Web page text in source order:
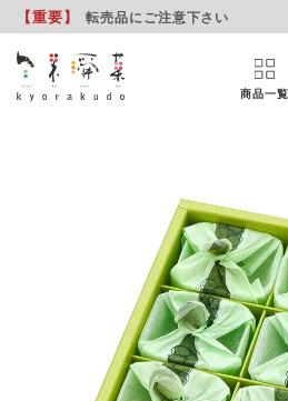
【重要】 転売品にご注意下さい
商品一覧